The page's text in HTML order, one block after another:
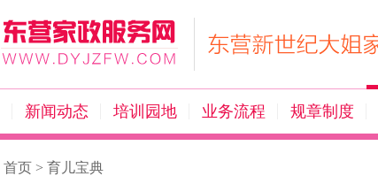
新闻动态 培训园地 业务流程 规章制度
首页 > 育儿宝典